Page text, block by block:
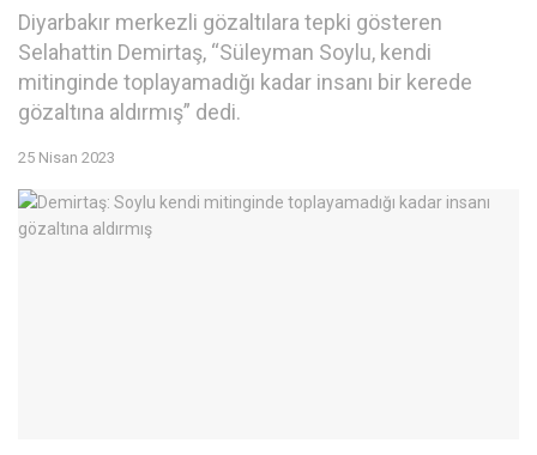
Diyarbakır merkezli gözaltılara tepki gösteren
Selahattin Demirtaş, “Süleyman Soylu, kendi
mitinginde toplayamadığı kadar insanı bir kerede
gözaltına aldırmış” dedi.
25 Nisan 2023